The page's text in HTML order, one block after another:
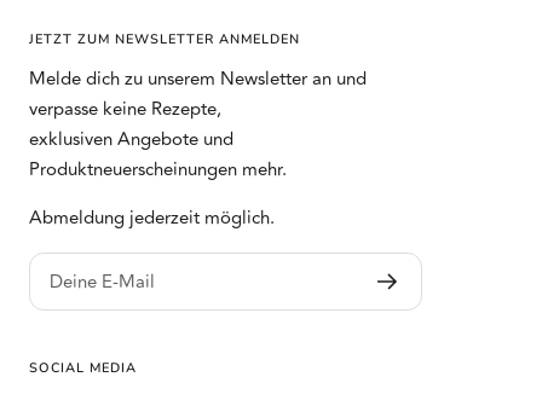
JETZT ZUM NEWSLETTER ANMELDEN
Melde dich zu unserem Newsletter an und
verpasse keine Rezepte,
exklusiven Angebote und
Produktneuerscheinungen mehr.
Abmeldung jederzeit möglich.
Deine E-Mail
SOCIAL MEDIA